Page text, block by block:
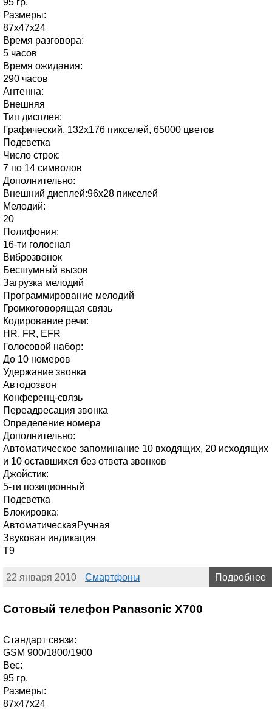
Размеры:
87x47x24
Время разговора:
5 часов
Время ожидания:
290 часов
Антенна:
Внешняя
Тип дисплея:
Графический, 132х176 пикселей, 65000 цветов
Подсветка
Число строк:
7 по 14 символов
Дополнительно:
Внешний дисплей:96х28 пикселей
Мелодий:
20
Полифония:
16-ти голосная
Виброзвонок
Бесшумный вызов
Загрузка мелодий
Программирование мелодий
Громкоговорящая связь
Кодирование речи:
HR, FR, EFR
Голосовой набор:
До 10 номеров
Удержание звонка
Автодозвон
Конференц-связь
Переадресация звонка
Определение номера
Дополнительно:
Автоматическое запоминание 10 входящих, 20 исходящих
и 10 оставшихся без ответа звонков
Джойстик:
5-ти позиционный
Подсветка
Блокировка:
АвтоматическаяРучная
Звуковая индикация
T9
22 января 2010 Смартфоны Подробнее
Сотовый телефон Panasonic X700
Стандарт связи:
GSM 900/1800/1900
Вес:
95 гр.
Размеры:
87x47x24